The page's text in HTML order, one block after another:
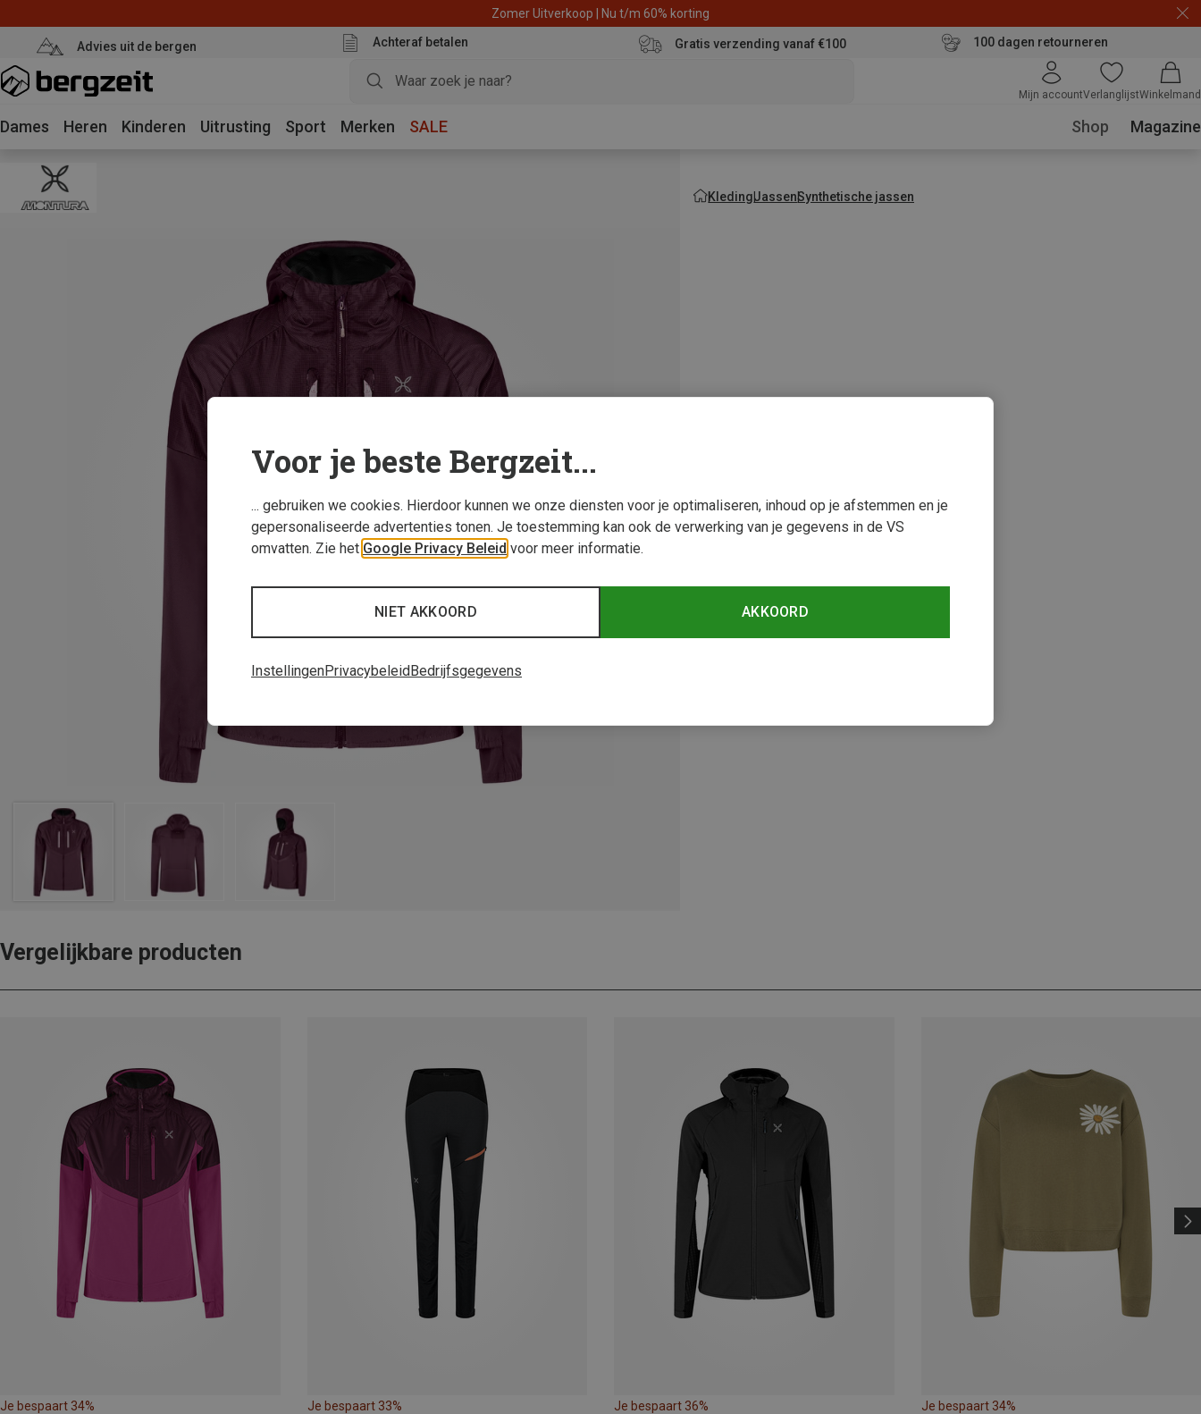
Zomer Uitverkoop | Nu t/m 60% korting
Advies uit de bergen Achteraf betalen Gratis verzending vanaf €100 100 dagen retourneren
Mijn accountVerlanglijstWinkelmand
Dames Heren Kinderen Uitrusting Sport Merken SALE Shop Magazine
KledingJassenSynthetische jassen
Vergelijkbare producten
Je bespaart 34% Je bespaart 33% Je bespaart 36% Je bespaart 34%
Voor je beste Bergzeit...
... gebruiken we cookies. Hierdoor kunnen we onze diensten voor je optimaliseren, inhoud op je afstemmen en je
gepersonaliseerde advertenties tonen. Je toestemming kan ook de verwerking van je gegevens in de VS
omvatten. Zie het Google Privacy Beleid voor meer informatie.
AKKOORD
NIET AKKOORD
InstellingenPrivacybeleidBedrijfsgegevens